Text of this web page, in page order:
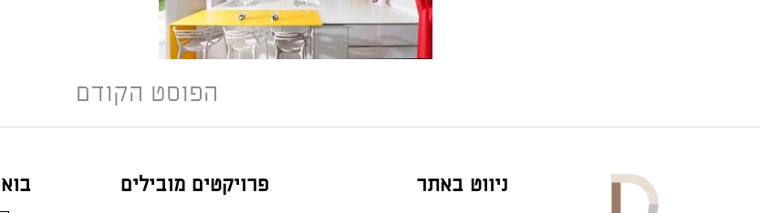
הפוסט הקודם
ניווט באתר פרויקטים מובילים